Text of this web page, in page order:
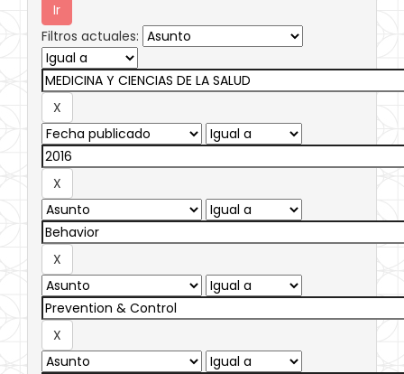
Filtros actuales: